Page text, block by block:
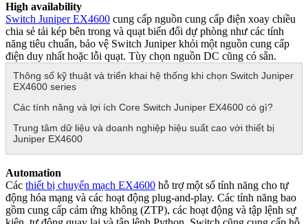
High availability​
Switch Juniper EX4600 cung cấp nguồn cung cấp điện xoay chiều
chia sẻ tải kép bên trong và quạt biến đổi dự phòng như các tính
năng tiêu chuẩn, bảo vệ Switch Juniper khỏi một nguồn cung cấp
điện duy nhất hoặc lỗi quạt. Tùy chọn nguồn DC cũng có sẵn.
Thông số kỹ thuật và triển khai hệ thống khi chọn Switch Juniper
EX4600 series
Các tính năng và lợi ích Core Switch Juniper EX4600 có gì?
Trung tâm dữ liệu và doanh nghiệp hiệu suất cao với thiết bị
Juniper EX4600
Automation​
Các thiết bị chuyển mạch EX4600 hỗ trợ một số tính năng cho tự
động hóa mạng và các hoạt động plug-and-play. Các tính năng bao
gồm cung cấp cảm ứng không (ZTP), các hoạt động và tập lệnh sự